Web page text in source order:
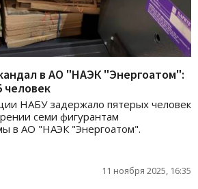
в АО "НАЭК "Энергоатом":
НАБУ задержало пятерых человек
семи фигурантам
в АО "НАЭК "Энергоатом".
11 ноября 2025, 16:35